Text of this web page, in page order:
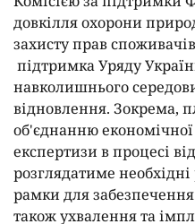
довкілля охорони
захисту прав
підтримка Уряду
навколишнього
відновлення. Зокрема,
об'єднанню економічної
експертизи в процесі
розглядатиме необхідні
рамки для
також ухвалення та